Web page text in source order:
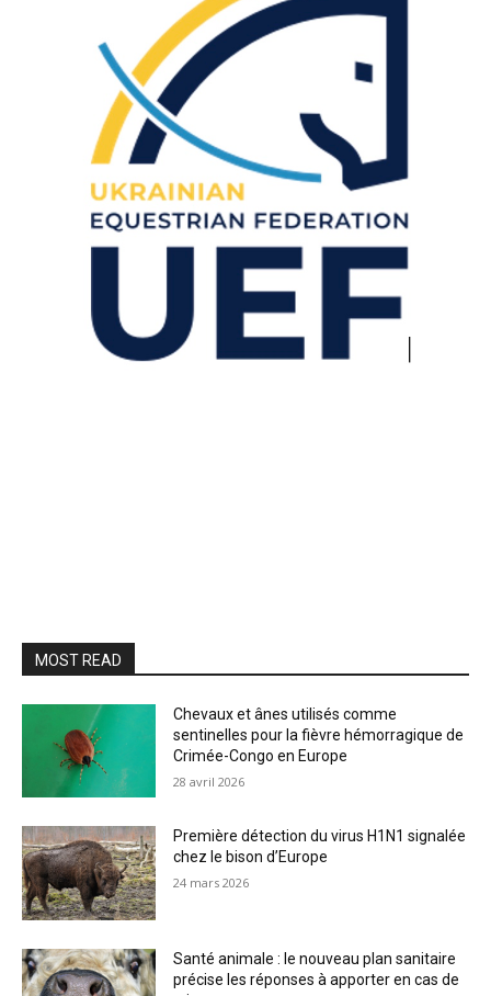
MOST READ
Chevaux et ânes utilisés comme
sentinelles pour la fièvre hémorragique de
Crimée-Congo en Europe
28 avril 2026
Première détection du virus H1N1 signalée
chez le bison d’Europe
24 mars 2026
Santé animale : le nouveau plan sanitaire
précise les réponses à apporter en cas de